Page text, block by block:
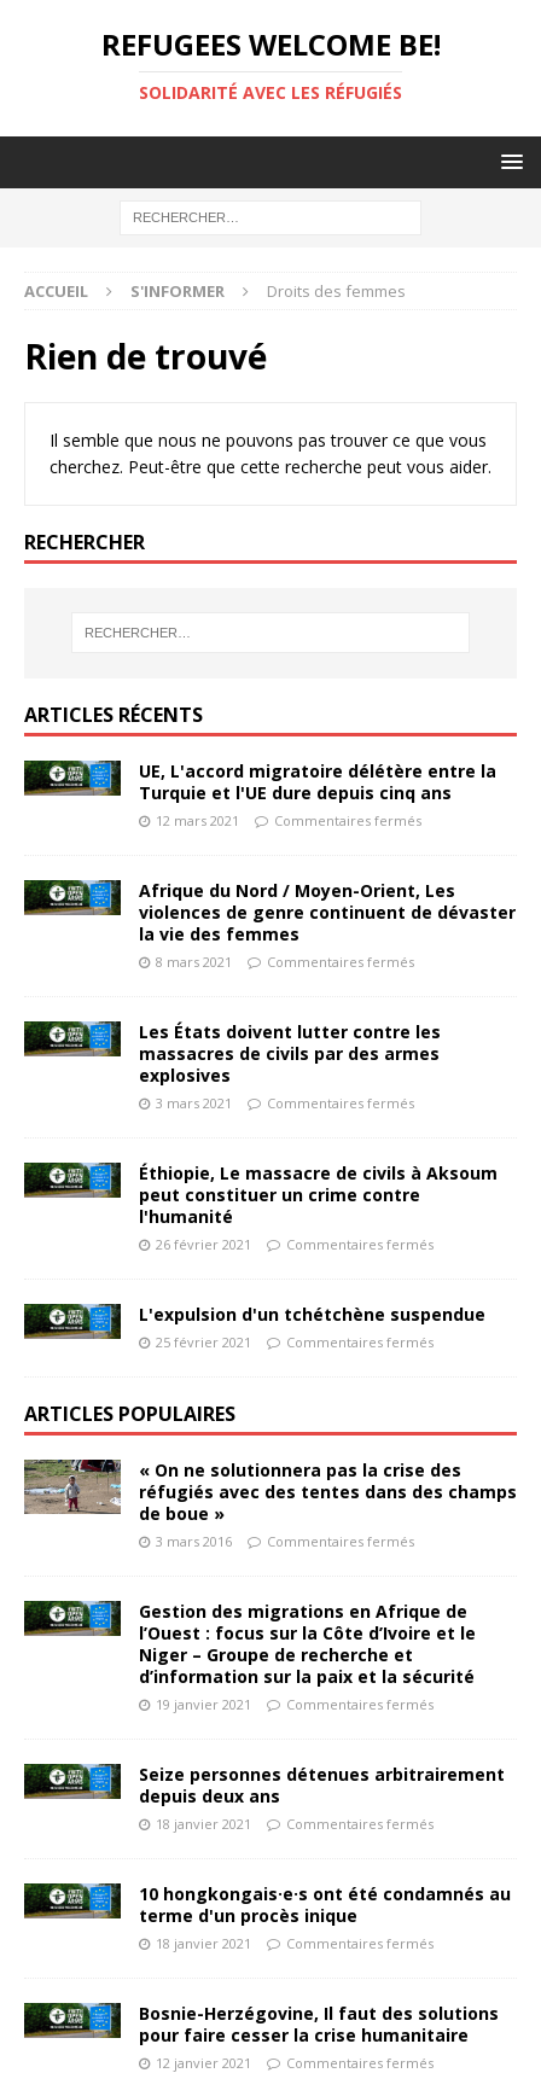
REFUGEES WELCOME BE!
SOLIDARITÉ AVEC LES RÉFUGIÉS
ACCUEIL S'INFORMER Droits des femmes
Rien de trouvé
Il semble que nous ne pouvons pas trouver ce que vous
cherchez. Peut-être que cette recherche peut vous aider.
RECHERCHER
ARTICLES RÉCENTS
UE, L'accord migratoire délétère entre la
Turquie et l'UE dure depuis cinq ans
12 mars 2021 Commentaires fermés
Afrique du Nord / Moyen-Orient, Les
violences de genre continuent de dévaster
la vie des femmes
8 mars 2021 Commentaires fermés
Les États doivent lutter contre les
massacres de civils par des armes
explosives
3 mars 2021 Commentaires fermés
Éthiopie, Le massacre de civils à Aksoum
peut constituer un crime contre
l'humanité
26 février 2021 Commentaires fermés
L'expulsion d'un tchétchène suspendue
25 février 2021 Commentaires fermés
ARTICLES POPULAIRES
« On ne solutionnera pas la crise des
réfugiés avec des tentes dans des champs
de boue »
3 mars 2016 Commentaires fermés
Gestion des migrations en Afrique de
l’Ouest : focus sur la Côte d’Ivoire et le
Niger – Groupe de recherche et
d’information sur la paix et la sécurité
19 janvier 2021 Commentaires fermés
Seize personnes détenues arbitrairement
depuis deux ans
18 janvier 2021 Commentaires fermés
10 hongkongais·e·s ont été condamnés au
terme d'un procès inique
18 janvier 2021 Commentaires fermés
Bosnie-Herzégovine, Il faut des solutions
pour faire cesser la crise humanitaire
12 janvier 2021 Commentaires fermés